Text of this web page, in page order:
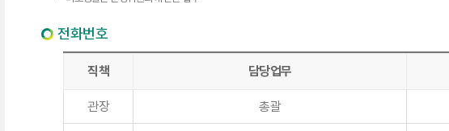
전화번호
직책 담당업무
관장 총괄